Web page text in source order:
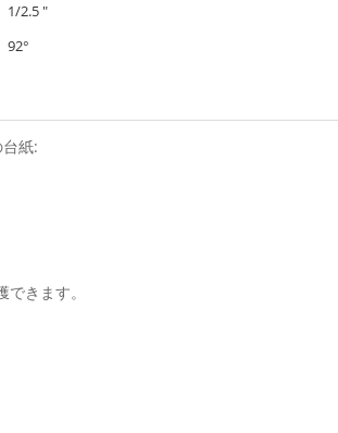
1/2.5 ″
92°
紙:
きます。